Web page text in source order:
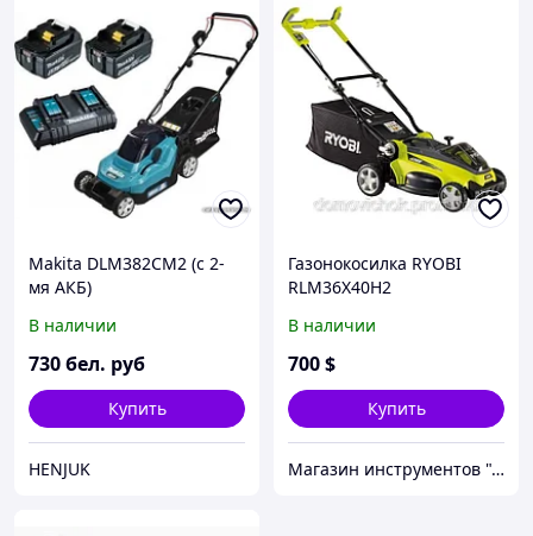
Makita DLM382CM2 (с 2-
мя АКБ)
В наличии
730бел. руб
Купить
HENJUK
Газонокосилка RYOBI
RLM36X40H2
В наличии
700$
Купить
Магазин инструментов "Домовичок"